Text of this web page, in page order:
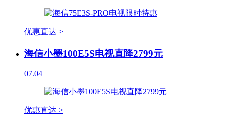
优惠直达 >
海信小墨100E5S电视直降2799元
07.04
优惠直达 >